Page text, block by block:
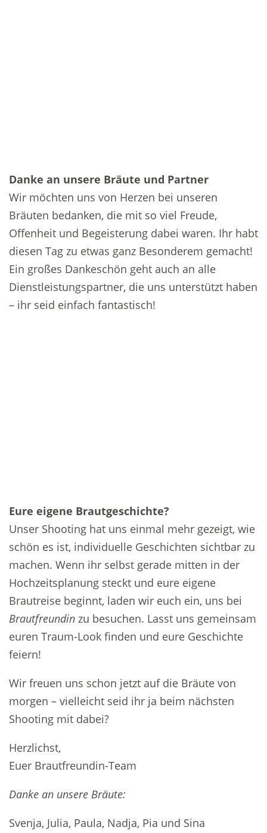
Danke an unsere Bräute und Partner
Wir möchten uns von Herzen bei unseren
Bräuten bedanken, die mit so viel Freude,
Offenheit und Begeisterung dabei waren. Ihr habt
diesen Tag zu etwas ganz Besonderem gemacht!
Ein großes Dankeschön geht auch an alle
Dienstleistungspartner, die uns unterstützt haben
– ihr seid einfach fantastisch!
Eure eigene Brautgeschichte?
Unser Shooting hat uns einmal mehr gezeigt, wie
schön es ist, individuelle Geschichten sichtbar zu
machen. Wenn ihr selbst gerade mitten in der
Hochzeitsplanung steckt und eure eigene
Brautreise beginnt, laden wir euch ein, uns bei
Brautfreundin zu besuchen. Lasst uns gemeinsam
euren Traum-Look finden und eure Geschichte
feiern!
Wir freuen uns schon jetzt auf die Bräute von
morgen – vielleicht seid ihr ja beim nächsten
Shooting mit dabei?
Herzlichst,
Euer Brautfreundin-Team
Danke an unsere Bräute:
Svenja, Julia, Paula, Nadja, Pia und Sina